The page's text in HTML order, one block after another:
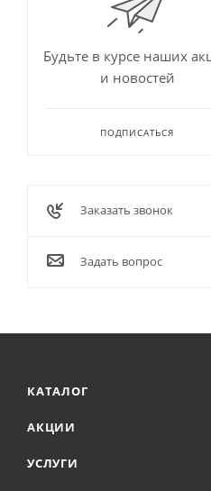
Будьте в курсе наших
и новостей
ПОДПИСАТЬСЯ
Заказать звонок
Задать вопрос
КАТАЛОГ
АКЦИИ
УСЛУГИ